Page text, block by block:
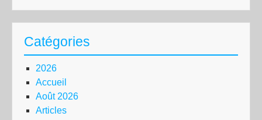
Catégories
2026
Accueil
Août 2026
Articles